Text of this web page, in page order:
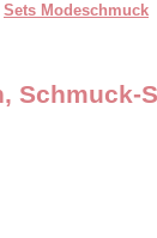
Sets Modeschmuck
Schmuck-